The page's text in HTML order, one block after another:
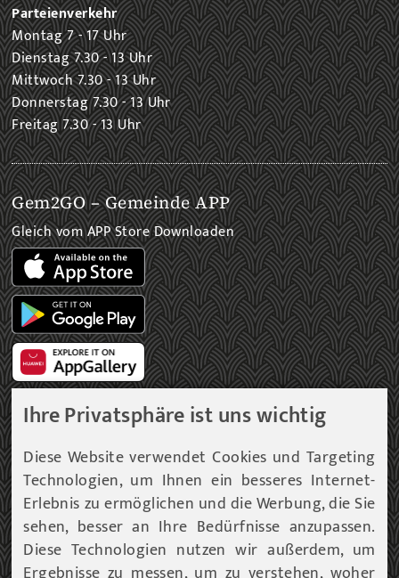
Ihre Privatsphäre ist uns wichtig
Diese Website verwendet Cookies und Targeting
Technologien, um Ihnen ein besseres Internet-
Erlebnis zu ermöglichen und die Werbung, die Sie
sehen, besser an Ihre Bedürfnisse anzupassen.
Diese Technologien nutzen wir außerdem, um
Parteienverkehr
Montag 7 - 17 Uhr
Dienstag 7.30 - 13 Uhr
Mittwoch 7.30 - 13 Uhr
Donnerstag 7.30 - 13 Uhr
Freitag 7.30 - 13 Uhr
Gem2GO – Gemeinde APP
Gleich vom APP Store Downloaden
Gemeinde Newsletter
Immer am aktuellsten Informationsstand!
Unser Infoservice liefert Ihnen, in periodischen
Abständen, Informationen rund um die Gemeinde
Fohnsdorf.